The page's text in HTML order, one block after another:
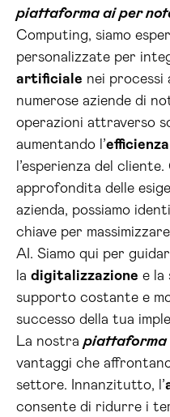
piattaforma ai per
Computing, siamo
personalizzate per
artificiale nei processi
numerose aziende di
operazioni attraverso
aumentando l’
l’esperienza del cliente.
approfondita delle
azienda, possiamo
chiave per
AI. Siamo qui per
la digitalizzazione e la
supporto costante e
successo della tua
La nostra piattaforma
vantaggi che
settore. Innanzitutto, l’
consente di ridurre i